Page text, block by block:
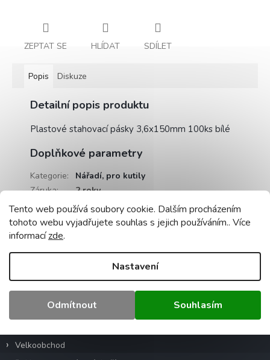
Tento web používá soubory cookie. Dalším procházením
tohoto webu vyjadřujete souhlas s jejich používáním.. Více
informacízde.
Nastavení
Odmítnout Souhlasím
ZEPTAT SE HLÍDAT SDÍLET
Popis Diskuze
Detailní popis produktu
Plastové stahovací pásky 3,6x150mm 100ks bílé
Doplňkové parametry
Kategorie:
Nářadí, pro kutily
Záruka:
2 roky
Hmotnost
0.5 kg
EAN: 5905036200668
Informace pro vás
Velkoobchod